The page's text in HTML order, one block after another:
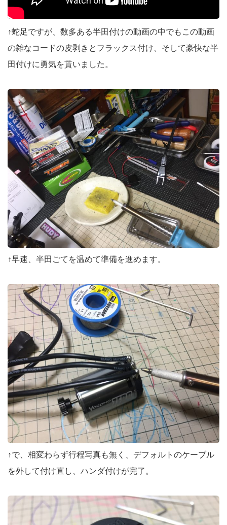
↑蛇足ですが、数多ある半田付けの動画の中でもこの動画
の雑なコードの皮剥きとフラックス付け、そして豪快な半
田付けに勇気を貰いました。
↑早速、半田ごてを温めて準備を進めます。
↑で、相変わらず行程写真も無く、デフォルトのケーブル
を外して付け直し、ハンダ付けが完了。